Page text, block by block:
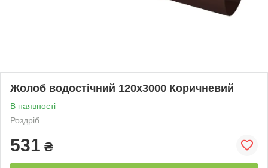
Жолоб водостічний 120х3000 Коричневий
В наявності
Роздріб
531 ₴